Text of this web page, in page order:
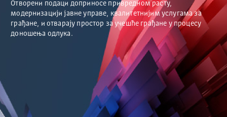
Отворени подаци доприносе привредном расту,
модернизацији јавне управе, квалитетнијим услугама за
грађане, и отварају простор за учешће грађане у процесу
доношења одлука.